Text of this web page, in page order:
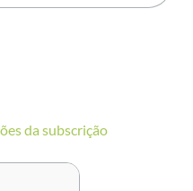
da subscrição